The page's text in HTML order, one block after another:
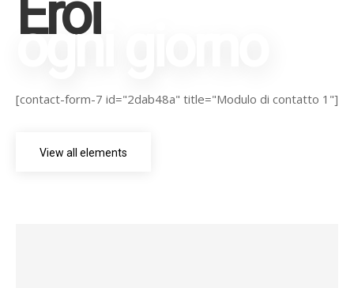
Eroi
ogni giorno
[contact-form-7 id="2dab48a" title="Modulo di contatto 1"]
View all elements